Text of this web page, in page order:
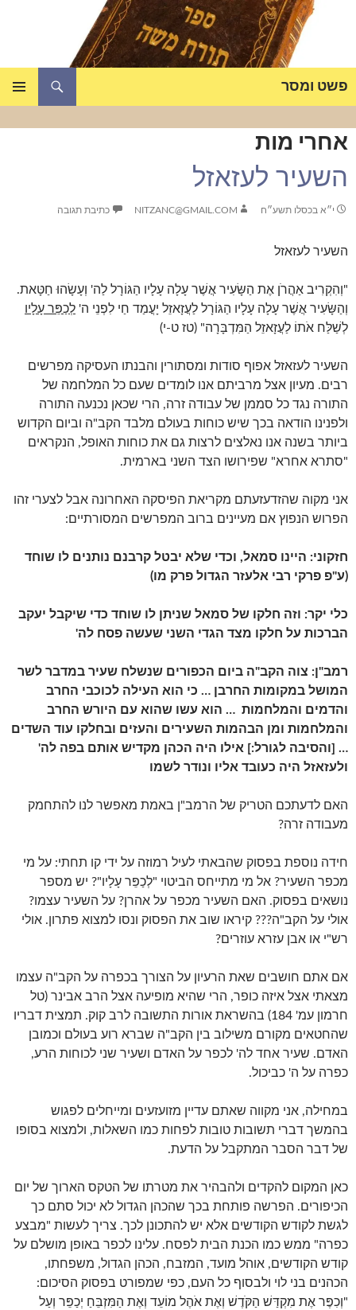
פשט ומסר
אחרי מות
השעיר לעזאזל
י״א בכסלו תשע״ח NITZANC@GMAIL.COM כתיבת תגובה
השעיר לעזאזל
"וְהִקְרִיב אַהֲרֹן אֶת הַשָּׂעִיר אֲשֶׁר עָלָה עָלָיו הַגּוֹרָל לַה' וְעָשָׂהוּ חַטָּאת.
וְהַשָּׂעִיר אֲשֶׁר עָלָה עָלָיו הַגּוֹרָל לַעֲזָאזֵל יָעֳמַד חַי לִפְנֵי ה' לְכַפֵּר עָלָיו
לְשַׁלַּח אֹתוֹ לַעֲזָאזֵל הַמִּדְבָּרָה" (טז ט-י)
השעיר לעזאזל אפוף סודות ומסתורין והבנתו העסיקה מפרשים
רבים. מעיון אצל מרביתם אנו לומדים שעם כל המלחמה של
התורה נגד כל סממן של עבודה זרה, הרי שכאן נכנעה התורה
ולפנינו הודאה בכך שיש כוחות בעולם מלבד הקב"ה וביום הקדוש
ביותר בשנה אנו נאלצים לרצות גם את כוחות האופל, הנקראים
"סתרא אחרא" שפירושו הצד השני בארמית.
אני מקוה שהזדעזעתם מקריאת הפיסקה האחרונה אבל לצערי זהו
הפרוש הנפוץ אם מעיינים ברוב המפרשים המסורתיים:
חזקוני: היינו סמאל, וכדי שלא יבטל קרבנם נותנים לו שוחד
(ע"פ פרקי רבי אלעזר הגדול פרק מו)
כלי יקר: וזה חלקו של סמאל שניתן לו שוחד כדי שיקבל יעקב
הברכות על חלקו מצד הגדי השני שעשה פסח לה'
רמב"ן: צוה הקב"ה ביום הכפורים שנשלח שעיר במדבר לשר
המושל במקומות החרבן … כי הוא העילה לכוכבי החרב
והדמים והמלחמות … הוא עשו שהוא עם היורש החרב
והמלחמות ומן הבהמות השעירים והעזים ובחלקו עוד השדים
… [והסיבה לגורל:] אילו היה הכהן מקדיש אותם בפה לה'
ולעזאזל היה כעובד אליו ונודר לשמו
האם לדעתכם הטריק של הרמב"ן באמת מאפשר לנו להתחמק
מעבודה זרה?
חידה נוספת בפסוק שהבאתי לעיל רמוזה על ידי קו תחתי: על מי
מכפר השעיר? אל מי מתייחס הביטוי "לְכַפֵּר עָלָיו"? יש מספר
נושאים בפסוק. האם השעיר מכפר על אהרן? על השעיר עצמו?
אולי על הקב"ה??? קיראו שוב את הפסוק ונסו למצוא פתרון. אולי
רש"י או אבן עזרא עוזרים?
אם אתם חושבים שאת הרעיון על הצורך בכפרה על הקב"ה עצמו
מצאתי אצל איזה כופר, הרי שהיא מופיעה אצל הרב אבינר (טל
חרמון עמ' 184) בהשראת אורות התשובה לרב קוק. תמצית דבריו
שהחטאים מקורם משילוב בין הקב"ה שברא רוע בעולם וכמובן
האדם. שעיר אחד לה' לכפר על האדם ושעיר שני לכוחות הרע,
כפרה על ה' כביכול.
במחילה, אני מקווה שאתם עדיין מזועזעים ומייחלים לפגוש
בהמשך דברי תשובות טובות לפחות כמו השאלות, ולמצוא בסופו
של דבר הסבר המתקבל על הדעת.
כאן המקום להקדים ולהבהיר את מטרתו של הטקס הארוך של יום
הכיפורים. הפרשה פותחת בכך שהכהן הגדול לא יכול סתם כך
לגשת לקודש הקודשים אלא יש להתכונן לכך. צריך לעשות "מבצע
כפרה" ממש כמו הכנת הבית לפסח. עלינו לכפר באופן מושלם על
קודש הקודשים, אוהל מועד, המזבח, הכהן הגדול, משפחתו,
הכהנים בני לוי ולבסוף כל העם, כפי שמפורט בפסוק הסיכום:
"וְכִפֶּר אֶת מִקְדַּשׁ הַקֹּדֶשׁ וְאֶת אֹהֶל מוֹעֵד וְאֶת הַמִּזְבֵּחַ יְכַפֵּר וְעַל